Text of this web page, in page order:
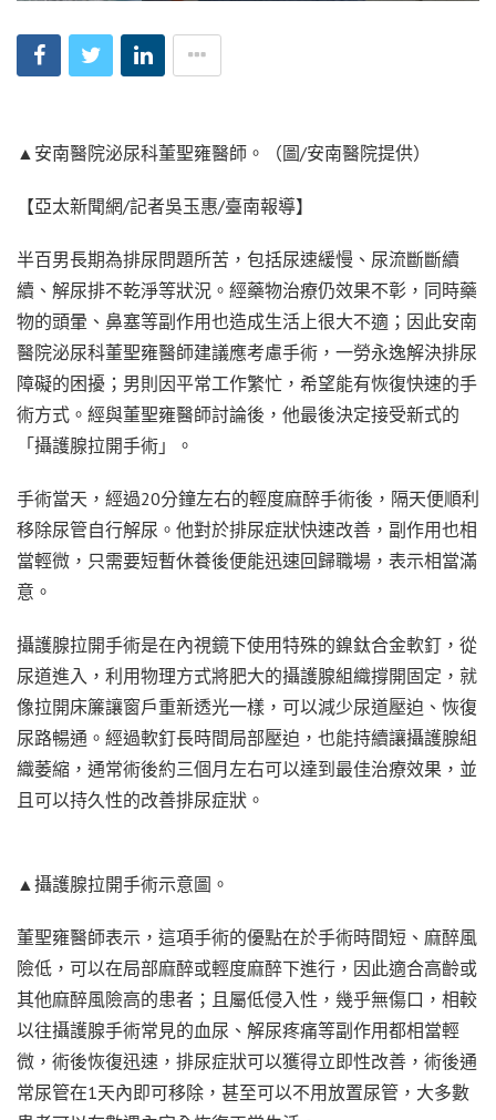
▲安南醫院泌尿科董聖雍醫師。（圖/安南醫院提供）
【亞太新聞網/記者吳玉惠/臺南報導】
半百男長期為排尿問題所苦，包括尿速緩慢、尿流斷斷續
續、解尿排不乾淨等狀況。經藥物治療仍效果不彰，同時藥
物的頭暈、鼻塞等副作用也造成生活上很大不適；因此安南
醫院泌尿科董聖雍醫師建議應考慮手術，一勞永逸解決排尿
障礙的困擾；男則因平常工作繁忙，希望能有恢復快速的手
術方式。經與董聖雍醫師討論後，他最後決定接受新式的
「攝護腺拉開手術」。
手術當天，經過20分鐘左右的輕度麻醉手術後，隔天便順利
移除尿管自行解尿。他對於排尿症狀快速改善，副作用也相
當輕微，只需要短暫休養後便能迅速回歸職場，表示相當滿
意。
攝護腺拉開手術是在內視鏡下使用特殊的鎳鈦合金軟釘，從
尿道進入，利用物理方式將肥大的攝護腺組織撐開固定，就
像拉開床簾讓窗戶重新透光一樣，可以減少尿道壓迫、恢復
尿路暢通。經過軟釘長時間局部壓迫，也能持續讓攝護腺組
織萎縮，通常術後約三個月左右可以達到最佳治療效果，並
且可以持久性的改善排尿症狀。
▲攝護腺拉開手術示意圖。
董聖雍醫師表示，這項手術的優點在於手術時間短、麻醉風
險低，可以在局部麻醉或輕度麻醉下進行，因此適合高齡或
其他麻醉風險高的患者；且屬低侵入性，幾乎無傷口，相較
以往攝護腺手術常見的血尿、解尿疼痛等副作用都相當輕
微，術後恢復迅速，排尿症狀可以獲得立即性改善，術後通
常尿管在1天內即可移除，甚至可以不用放置尿管，大多數